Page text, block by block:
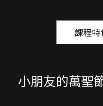
課程特
小朋友的萬聖